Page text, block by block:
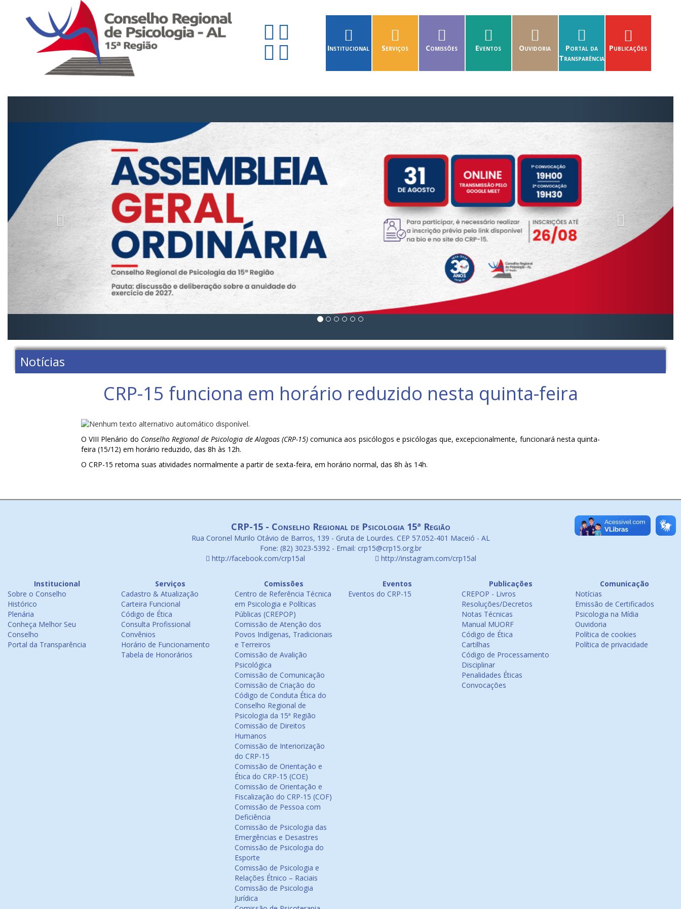
Institucional Serviços Comissões Eventos Ouvidoria
Portal da
Transparência
Publicações
Notícias
CRP-15 funciona em horário reduzido nesta quinta-feira
O VIII Plenário do Conselho Regional de Psicologia de Alagoas (CRP-15) comunica aos psicólogos e psicólogas que, excepcionalmente, funcionará nesta quinta-
feira (15/12) em horário reduzido, das 8h às 12h.
O CRP-15 retoma suas atividades normalmente a partir de sexta-feira, em horário normal, das 8h às 14h.
CRP-15 - Conselho Regional de Psicologia 15ª Região
Rua Coronel Murilo Otávio de Barros, 139 - Gruta de Lourdes. CEP 57.052-401 Maceió - AL
Fone: (82) 3023-5392 - Email: crp15@crp15.org.br
http://facebook.com/crp15al
http://instagram.com/crp15al
Institucional
Sobre o Conselho
Histórico
Plenária
Conheça Melhor Seu
Conselho
Portal da Transparência
Serviços
Cadastro & Atualização
Carteira Funcional
Código de Ética
Consulta Profissional
Convênios
Horário de Funcionamento
Tabela de Honorários
Comissões
Centro de Referência Técnica
em Psicologia e Políticas
Públicas (CREPOP)
Comissão de Atenção dos
Povos Indígenas, Tradicionais
e Terreiros
Comissão de Avalição
Psicológica
Comissão de Comunicação
Comissão de Criação do
Código de Conduta Ética do
Conselho Regional de
Psicologia da 15ª Região
Comissão de Direitos
Humanos
Comissão de Interiorização
do CRP-15
Comissão de Orientação e
Ética do CRP-15 (COE)
Comissão de Orientação e
Fiscalização do CRP-15 (COF)
Comissão de Pessoa com
Deficiência
Comissão de Psicologia das
Emergências e Desastres
Comissão de Psicologia do
Esporte
Comissão de Psicologia e
Relações Étnico – Raciais
Comissão de Psicologia
Jurídica
Eventos
Eventos do CRP-15
Publicações
CREPOP - Livros
Resoluções/Decretos
Notas Técnicas
Manual MUORF
Código de Ética
Cartilhas
Código de Processamento
Disciplinar
Penalidades Éticas
Convocações
Comunicação
Notícias
Emissão de Certificados
Psicologia na Mídia
Ouvidoria
Política de cookies
Política de privacidade